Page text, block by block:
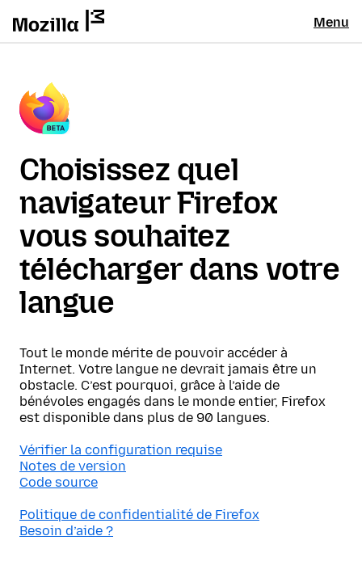
Menu
Choisissez quel
navigateur Firefox
vous souhaitez
télécharger dans votre
langue
Tout le monde mérite de pouvoir accéder à
Internet. Votre langue ne devrait jamais être un
obstacle. C’est pourquoi, grâce à l’aide de
bénévoles engagés dans le monde entier, Firefox
est disponible dans plus de 90 langues.
Vérifier la configuration requise
Notes de version
Code source
Politique de confidentialité de Firefox
Besoin d’aide ?